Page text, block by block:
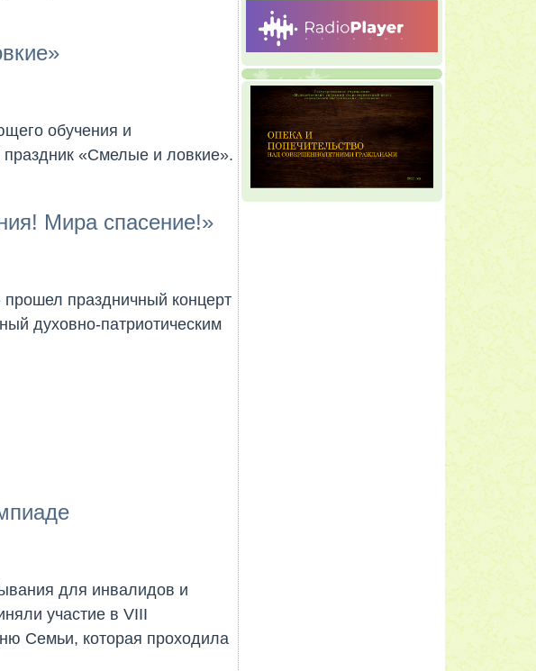
обучения и
«Смелые и ловкие».
Мира спасение!»
праздничный концерт
духовно-патриотическим
для инвалидов и
участие в VIII
Семьи, которая проходила